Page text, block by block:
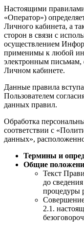
Настоящими
«Оператор»)
Личного кабинета, а
сторон в связи с
осуществлением
применимы к любой
электронным письмам,
Личном кабинете.
Данные правила
Пользователем
данных правил.
Обработка
соответствии с
данных»,
Термины и
Общие
Текст
до
процедуры
2.1.